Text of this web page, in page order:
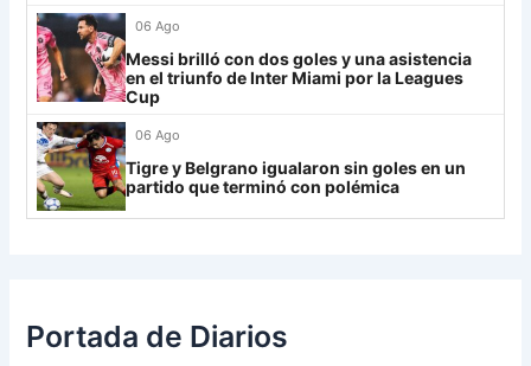
Rosario Central
UCV FC
06 Ago
Messi brilló con dos goles y una asistencia
en el triunfo de Inter Miami por la Leagues
Cup
06 Ago
Tigre y Belgrano igualaron sin goles en un
partido que terminó con polémica
Portada de Diarios